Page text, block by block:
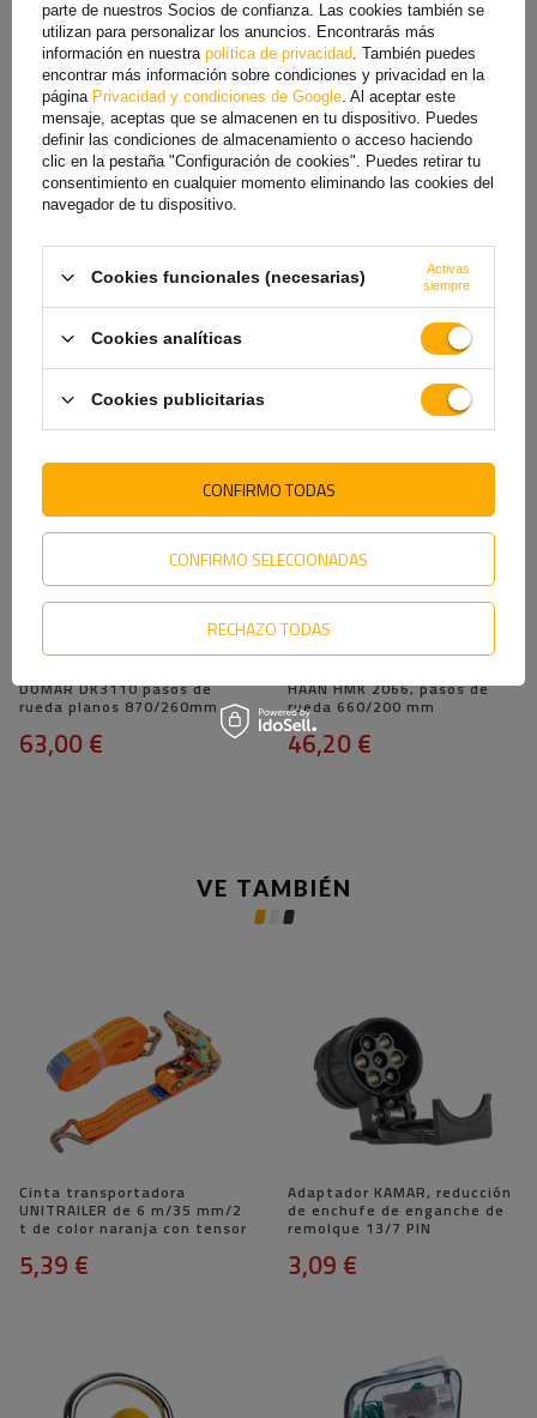
Tubo recto para montaje del
guardabarros DOMAR
DK8022, diámetro del
26,89 €
Juego de dos guardabarros
para maquinaria agrícola 16-
28" pasos de rueda DOMAR
T10100 960/310mm
75,20 €
Juego de dos guardabarros
DOMAR DK3110 pasos de
rueda planos 870/260mm
63,00 €
Juego de dos guardabarros
HAAN HMK 2066, pasos de
rueda 660/200 mm
46,20 €
VE TAMBIÉN
Cinta transportadora
UNITRAILER de 6 m/35 mm/2
t de color naranja con tensor
5,39 €
Adaptador KAMAR, reducción
de enchufe de enganche de
remolque 13/7 PIN
3,09 €
parte de nuestros Socios de confianza. Las cookies también se
utilizan para personalizar los anuncios. Encontrarás más
información en nuestra política de privacidad. También puedes
encontrar más información sobre condiciones y privacidad en la
página Privacidad y condiciones de Google. Al aceptar este
mensaje, aceptas que se almacenen en tu dispositivo. Puedes
definir las condiciones de almacenamiento o acceso haciendo
clic en la pestaña "Configuración de cookies". Puedes retirar tu
consentimiento en cualquier momento eliminando las cookies del
navegador de tu dispositivo.
Cookies funcionales (necesarias)
Activas
siempre
Cookies analíticas
Cookies publicitarias
CONFIRMO SELECCIONADAS
RECHAZO TODAS
CONFIRMO TODAS